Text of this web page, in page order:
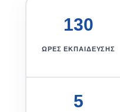
130
ΏΡΕΣ ΕΚΠΑΊΔΕΥΣΗΣ
5